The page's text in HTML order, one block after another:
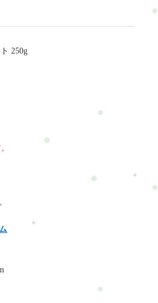
250g